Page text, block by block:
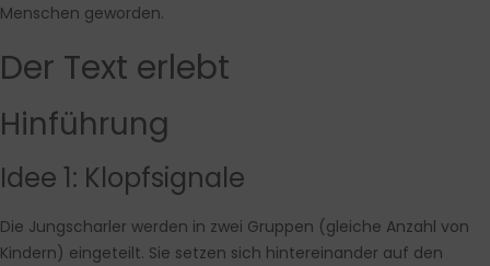
Menschen geworden.
Der Text erlebt
Hinführung
Idee 1: Klopfsignale
Die Jungscharler werden in zwei Gruppen (gleiche Anzahl von
Kindern) eingeteilt. Sie setzen sich hintereinander auf den